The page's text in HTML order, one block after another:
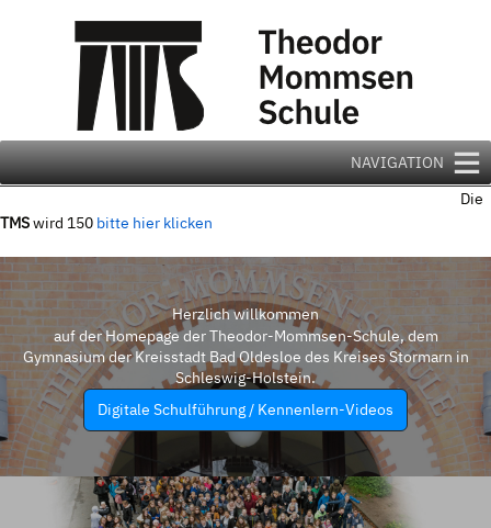
NAVIGATION
Die
TMSwird 150 bitte hier klicken
Herzlich willkommen
auf der Homepage der Theodor-Mommsen-Schule, dem
Gymnasium der Kreisstadt Bad Oldesloe des Kreises Stormarn in
Schleswig-Holstein.
Digitale Schulführung / Kennenlern-Videos